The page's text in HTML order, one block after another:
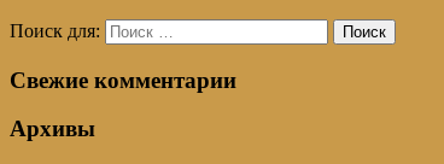
Поиск для: Поиск
Свежие комментарии
Архивы